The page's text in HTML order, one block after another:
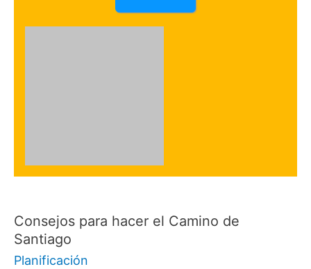
Consejos para hacer el Camino de
Santiago
Planificación